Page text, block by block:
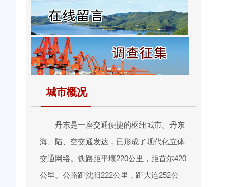
城市概况
丹东是一座交通便捷的枢纽城市。丹东
海、陆、空交通发达，已形成了现代化立体
交通网络。铁路距平壤220公里，距首尔420
公里。公路距沈阳222公里，距大连252公